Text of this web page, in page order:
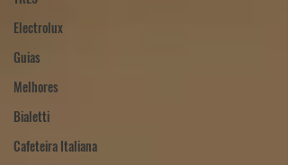
Electrolux
Guias
Melhores
Bialetti
Cafeteira Italiana